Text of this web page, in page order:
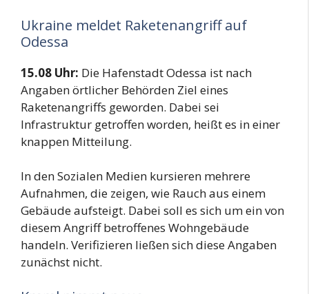
Ukraine meldet Raketenangriff auf
Odessa
15.08 Uhr: Die Hafenstadt Odessa ist nach
Angaben örtlicher Behörden Ziel eines
Raketenangriffs geworden. Dabei sei
Infrastruktur getroffen worden, heißt es in einer
knappen Mitteilung.
In den Sozialen Medien kursieren mehrere
Aufnahmen, die zeigen, wie Rauch aus einem
Gebäude aufsteigt. Dabei soll es sich um ein von
diesem Angriff betroffenes Wohngebäude
handeln. Verifizieren ließen sich diese Angaben
zunächst nicht.